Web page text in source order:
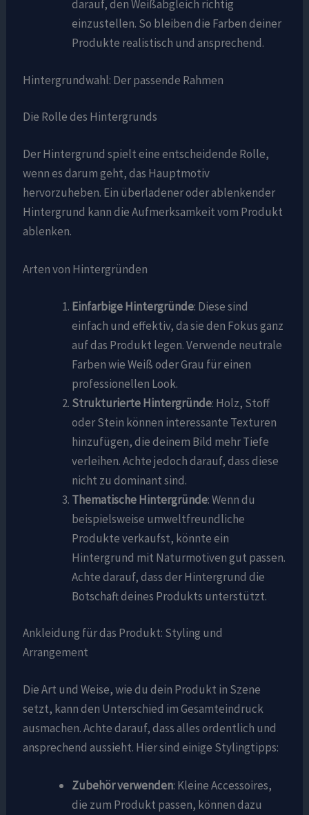
darauf, den Weißabgleich richtig
einzustellen. So bleiben die Farben deiner
Produkte realistisch und ansprechend.
Hintergrundwahl: Der passende Rahmen
Die Rolle des Hintergrunds
Der Hintergrund spielt eine entscheidende Rolle,
wenn es darum geht, das Hauptmotiv
hervorzuheben. Ein überladener oder ablenkender
Hintergrund kann die Aufmerksamkeit vom Produkt
ablenken.
Arten von Hintergründen
Einfarbige Hintergründe: Diese sind
einfach und effektiv, da sie den Fokus ganz
auf das Produkt legen. Verwende neutrale
Farben wie Weiß oder Grau für einen
professionellen Look.
Strukturierte Hintergründe: Holz, Stoff
oder Stein können interessante Texturen
hinzufügen, die deinem Bild mehr Tiefe
verleihen. Achte jedoch darauf, dass diese
nicht zu dominant sind.
Thematische Hintergründe: Wenn du
beispielsweise umweltfreundliche
Produkte verkaufst, könnte ein
Hintergrund mit Naturmotiven gut passen.
Achte darauf, dass der Hintergrund die
Botschaft deines Produkts unterstützt.
Ankleidung für das Produkt: Styling und
Arrangement
Die Art und Weise, wie du dein Produkt in Szene
setzt, kann den Unterschied im Gesamteindruck
ausmachen. Achte darauf, dass alles ordentlich und
ansprechend aussieht. Hier sind einige Stylingtipps:
Zubehör verwenden: Kleine Accessoires,
die zum Produkt passen, können dazu